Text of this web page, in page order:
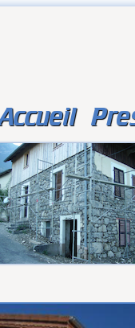
Accueil